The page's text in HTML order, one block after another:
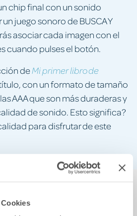
chip final con un sonido
juego sonoro de BUSCA Y
asociar cada imagen con el
cuando pulses el botón.
deMi primer libro de
con un formato de tamaño
AAA que son más duraderas y
de sonido. Esto significa?
para disfrutar de este
podría gustarte...